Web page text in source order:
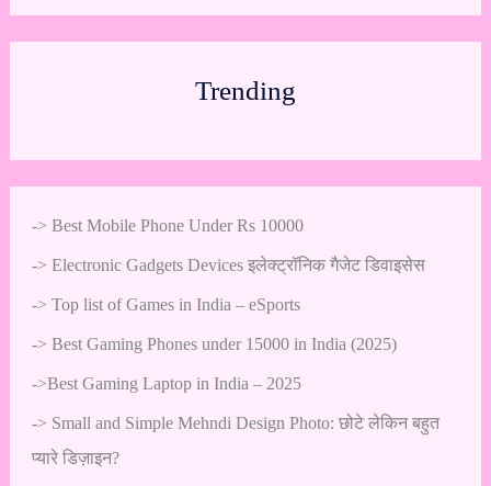
Trending
-> Best Mobile Phone Under Rs 10000
-> Electronic Gadgets Devices इलेक्ट्रॉनिक गैजेट डिवाइसेस
-> Top list of Games in India – eSports
-> Best Gaming Phones under 15000 in India (2025)
->Best Gaming Laptop in India – 2025
-> Small and Simple Mehndi Design Photo: छोटे लेकिन बहुत
प्यारे डिज़ाइन?